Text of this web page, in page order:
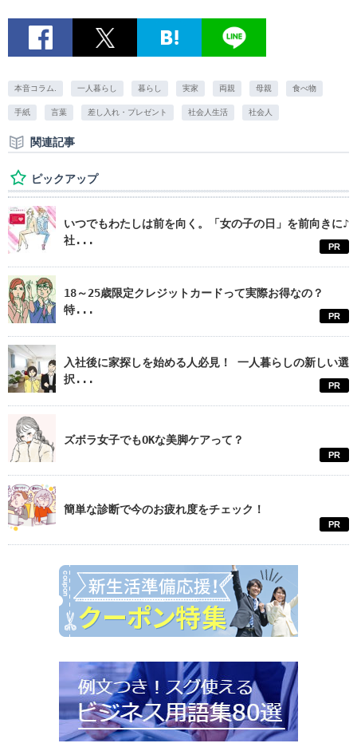
本音コラム. 一人暮らし 暮らし 実家 両親 母親 食べ物
手紙 言葉 差し入れ・プレゼント 社会人生活 社会人
関連記事
ピックアップ
いつでもわたしは前を向く。「女の子の日」を前向きに♪
社...
PR
18～25歳限定クレジットカードって実際お得なの？
特...
PR
入社後に家探しを始める人必見！ 一人暮らしの新しい選
択...
PR
ズボラ女子でもOKな美脚ケアって？
PR
簡単な診断で今のお疲れ度をチェック！
PR